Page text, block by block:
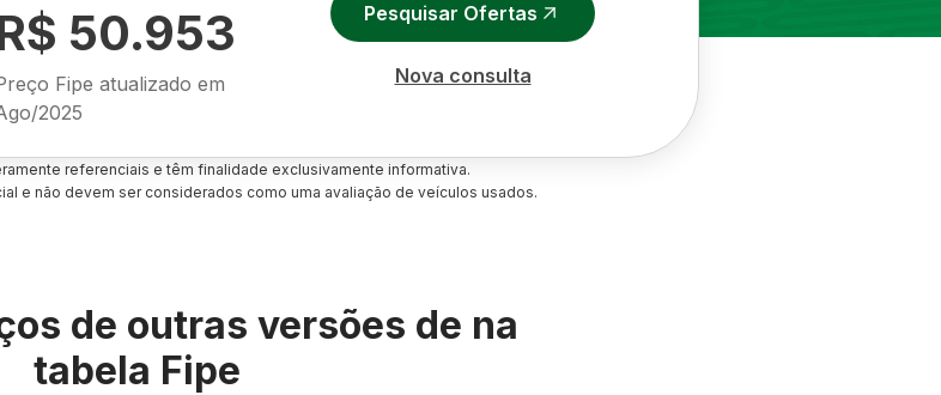
50.953
Fipe atualizado em
2025
Pesquisar Ofertas
Nova consulta
referenciais e têm finalidade exclusivamente informativa.
e não devem ser considerados como uma avaliação de veículos usados.
de outras versões de na
tabela Fipe